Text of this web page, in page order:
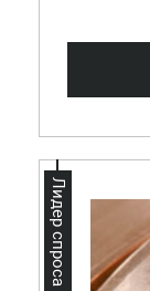
Лидер спроса